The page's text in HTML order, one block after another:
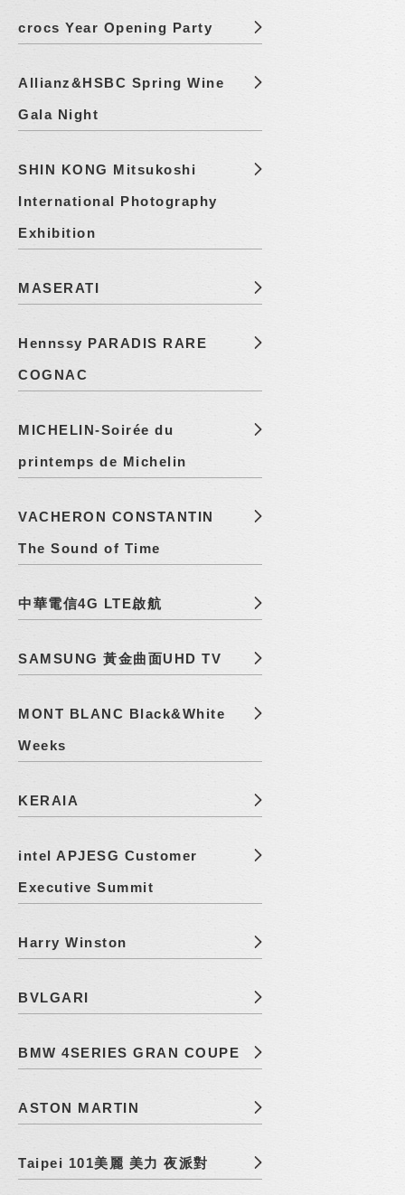
crocs Year Opening Party
Allianz&HSBC Spring Wine
Gala Night
SHIN KONG Mitsukoshi
International Photography
Exhibition
MASERATI
Hennssy PARADIS RARE
COGNAC
MICHELIN-Soirée du
printemps de Michelin
VACHERON CONSTANTIN
The Sound of Time
中華電信4G LTE啟航
SAMSUNG 黃金曲面UHD TV
MONT BLANC Black&White
Weeks
KERAIA
intel APJESG Customer
Executive Summit
Harry Winston
BVLGARI
BMW 4SERIES GRAN COUPE
ASTON MARTIN
Taipei 101美麗 美力 夜派對